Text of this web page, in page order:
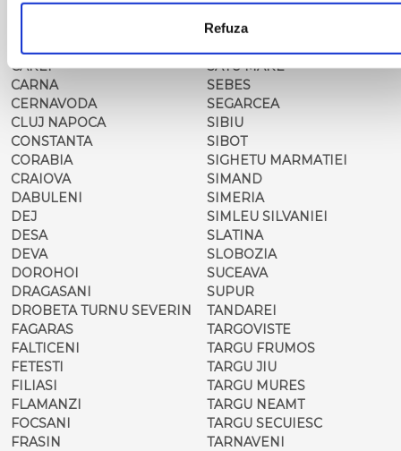
Refuza
MOLDOVENESC
CARANSEBES
CAREI
CARNA
CERNAVODA
CLUJ NAPOCA
CONSTANTA
CORABIA
CRAIOVA
DABULENI
DEJ
DESA
DEVA
DOROHOI
DRAGASANI
DROBETA TURNU SEVERIN
FAGARAS
FALTICENI
FETESTI
FILIASI
FLAMANZI
FOCSANI
FRASIN
SADOVA
SALONTA
SATU MARE
SEBES
SEGARCEA
SIBIU
SIBOT
SIGHETU MARMATIEI
SIMAND
SIMERIA
SIMLEU SILVANIEI
SLATINA
SLOBOZIA
SUCEAVA
SUPUR
TANDAREI
TARGOVISTE
TARGU FRUMOS
TARGU JIU
TARGU MURES
TARGU NEAMT
TARGU SECUIESC
TARNAVENI